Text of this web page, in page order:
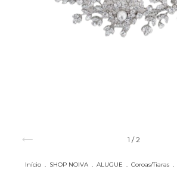
1 /2
Início . SHOP NOIVA . ALUGUE . Coroas/Tiaras .